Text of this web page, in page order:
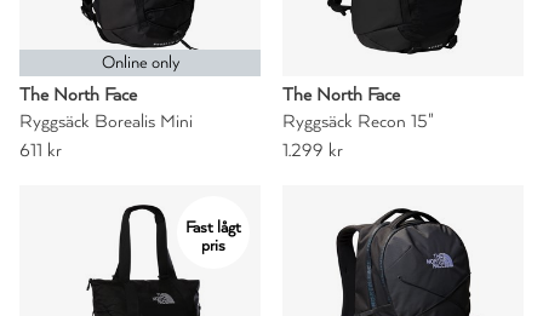
Online only
The North Face
Ryggsäck Borealis Mini
611 kr
The North Face
Ryggsäck Recon 15"
1.299 kr
Fast lågt
pris